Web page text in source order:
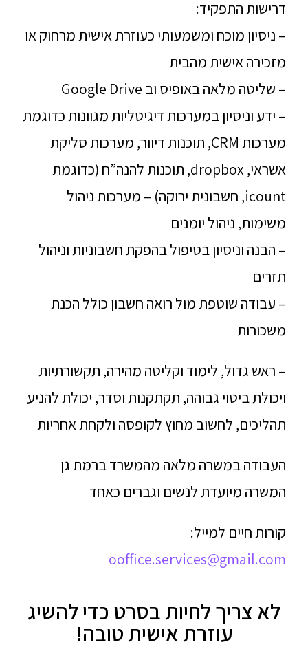
דרישות התפקיד:
– ניסיון מוכח ומשמעותי כעוזרת אישית מרחוק או
מזכירה אישית מהבית
– שליטה מלאה באופיס וב Google Drive
– ידע וניסיון במערכות דיגיטליות מגוונות כדוגמת
מערכות CRM, תוכנות דיוור, מערכות סליקת
אשראי, dropbox, תוכנות להנה”ח (כדוגמת
icount, חשבונית ירוקה) – מערכות ניהול
משימות, ניהול יומנים
– הבנה וניסיון בטיפול בהפקת חשבוניות וניהול
תזרים
– עבודה שוטפת מול רואה חשבון כולל הכנת
משכורות
– ראש גדול, לימוד וקליטה מהירה, תקשורתיות
ויכולת ביטוי גבוהה, תקתקנות וסדר, יכולת להניע
תהליכים, לחשוב מחוץ לקופסה ולקחת אחריות
העבודה במשרה מלאה מהמשרד ברמת גן
המשרה מיועדת לנשים וגברים כאחד
קורות חיים למייל:
ooffice.services@gmail.com
לא צריך לחיות בסרט כדי להשיג
עוזרת אישית טובה!